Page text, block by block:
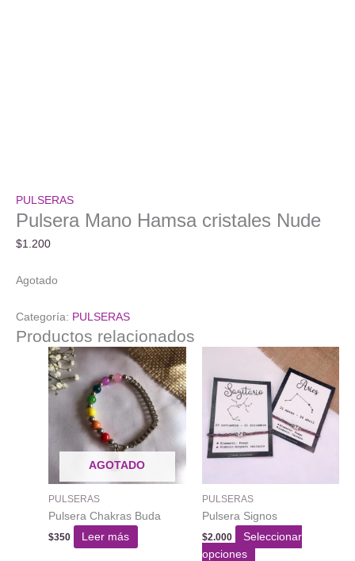
PULSERAS
Pulsera Mano Hamsa cristales Nude
$1.200
Agotado
Categoría: PULSERAS
Productos relacionados
AGOTADO
PULSERAS
Pulsera Chakras Buda
$350 Leer más
PULSERAS
Pulsera Signos
$2.000
Seleccionar
opciones